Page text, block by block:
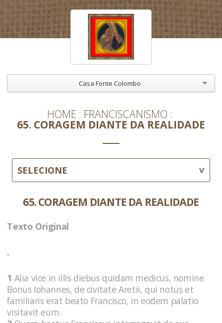
Casa Fonte Colombo
HOME FRANCISCANISMO
65. CORAGEM DIANTE DA REALIDADE
SELECIONE
65. CORAGEM DIANTE DA REALIDADE
Texto Original
.
1 Alia vice in illis diebus quidam medicus, nomine
Bonus Iohannes, de civitate Aretii, qui notus et
familiaris erat beato Francisco, in eodem palatio
visitavit eum.